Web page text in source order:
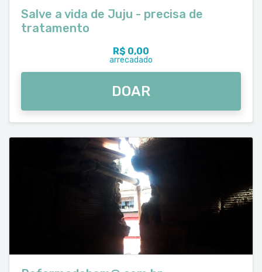
Salve a vida de Juju - precisa de
tratamento
R$ 0,00
arrecadado
DOAR